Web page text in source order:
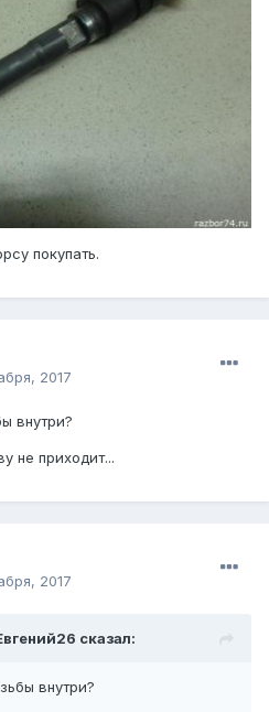
покупать.
2017
внутри?
не приходит...
2017
сказал:
внутри?